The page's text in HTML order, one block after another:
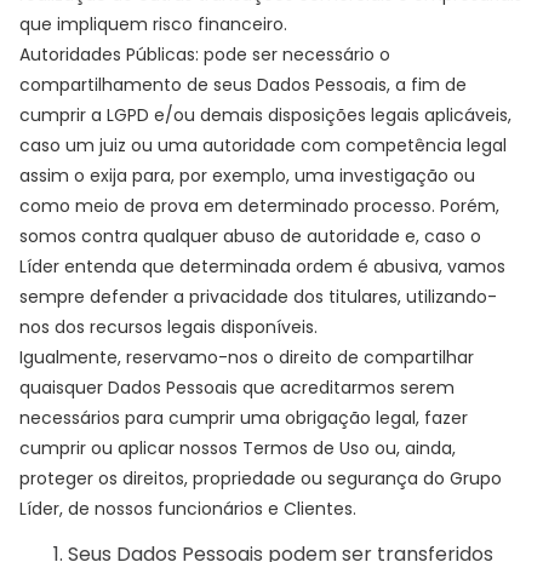
que impliquem risco financeiro.
Autoridades Públicas: pode ser necessário o
compartilhamento de seus Dados Pessoais, a fim de
cumprir a LGPD e/ou demais disposições legais aplicáveis,
caso um juiz ou uma autoridade com competência legal
assim o exija para, por exemplo, uma investigação ou
como meio de prova em determinado processo. Porém,
somos contra qualquer abuso de autoridade e, caso o
Líder entenda que determinada ordem é abusiva, vamos
sempre defender a privacidade dos titulares, utilizando-
nos dos recursos legais disponíveis.
Igualmente, reservamo-nos o direito de compartilhar
quaisquer Dados Pessoais que acreditarmos serem
necessários para cumprir uma obrigação legal, fazer
cumprir ou aplicar nossos Termos de Uso ou, ainda,
proteger os direitos, propriedade ou segurança do Grupo
Líder, de nossos funcionários e Clientes.
Seus Dados Pessoais podem ser transferidos